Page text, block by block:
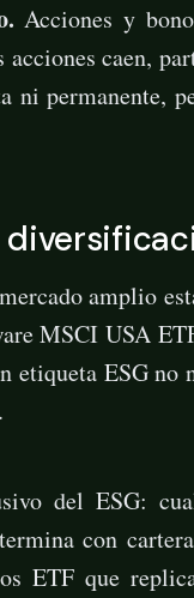
Acciones y
acciones caen,
ni permanente,
amplio
MSCI USA
etiqueta ESG
del ESG:
con
ETF que